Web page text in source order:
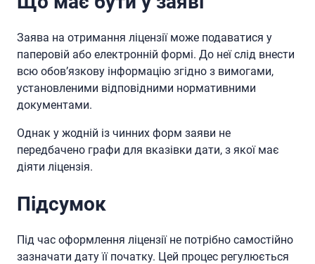
Заява на отримання ліцензії може подаватися у
паперовій або електронній формі. До неї слід внести
всю обов’язкову інформацію згідно з вимогами,
установленими відповідними нормативними
документами.
Однак у жодній із чинних форм заяви не
передбачено графи для вказівки дати, з якої має
діяти ліцензія.
Підсумок
Під час оформлення ліцензії не потрібно самостійно
зазначати дату її початку. Цей процес регулюється